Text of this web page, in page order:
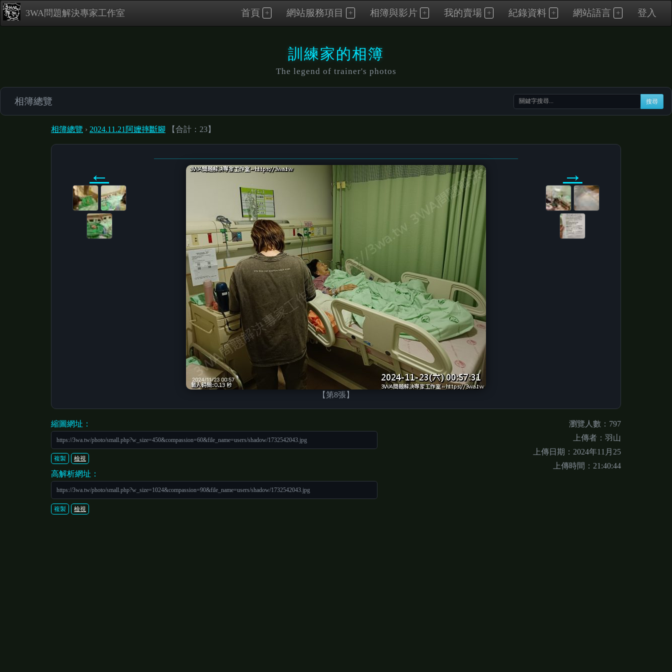
3WA問題解決專家工作室 首頁 網站服務項目 相簿與影片 我的賣場 紀錄資料 網站語言 登入
訓練家的相簿
The legend of trainer's photos
相簿總覽 搜尋
相簿總覽 › 2024.11.21阿嬤摔斷腳 【合計：23】
←
【第8張】
→
縮圖網址：
https://3wa.tw/photo/small.php?w_size=450&compassion=60&file_name=users/shadow/1732542043.jpg
複製 檢視
高解析網址：
https://3wa.tw/photo/small.php?w_size=1024&compassion=90&file_name=users/shadow/1732542043.jpg
複製 檢視
瀏覽人數：797
上傳者：羽山
上傳日期：2024年11月25
上傳時間：21:40:44